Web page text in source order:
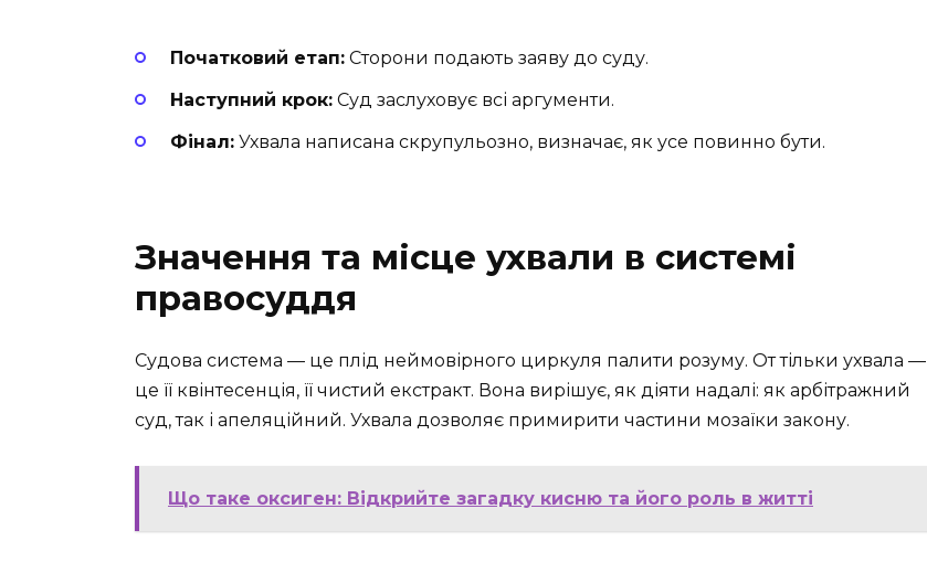
Початковий етап: Сторони подають заяву до суду.
Наступний крок: Суд заслуховує всі аргументи.
Фінал: Ухвала написана скрупульозно, визначає, як усе повинно бути.
Значення та місце ухвали в системі
правосуддя
Судова система — це плід неймовірного циркуля палити розуму. От тільки ухвала —
це її квінтесенція, її чистий екстракт. Вона вирішує, як діяти надалі: як арбітражний
суд, так і апеляційний. Ухвала дозволяє примирити частини мозаїки закону.
Що таке оксиген: Відкрийте загадку кисню та його роль в житті